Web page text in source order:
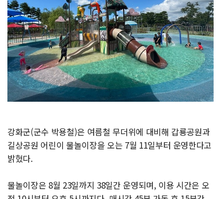
강화군(군수 박용철)은 여름철 무더위에 대비해 갑룡공원과
길상공원 어린이 물놀이장을 오는 7월 11일부터 운영한다고
밝혔다.
물놀이장은 8월 23일까지 38일간 운영되며, 이용 시간은 오